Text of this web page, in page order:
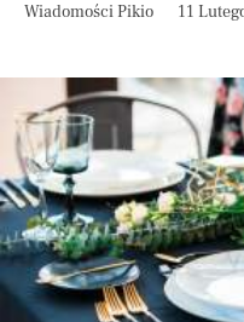
Wiadomości Pikio 11